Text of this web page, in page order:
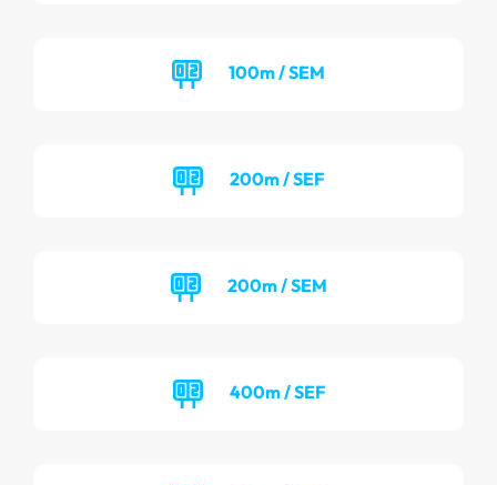
100m / SEM
200m / SEF
200m / SEM
400m / SEF